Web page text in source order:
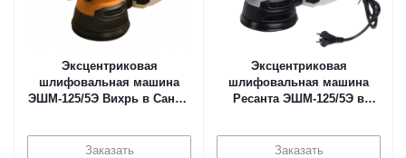
Эксцентриковая
шлифовальная машина
ЭШМ-125/5Э Вихрь в Санкт-
Заказать
Эксцентриковая
шлифовальная машина
Ресанта ЭШМ-125/5Э в
Заказать